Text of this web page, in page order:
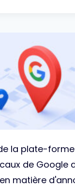
la plate-
de Google
matière